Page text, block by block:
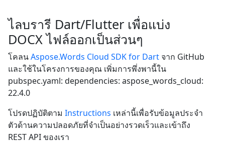
ไลบรารี Dart/Flutter เพื่อแบ่ง
DOCX ไฟล์ออกเป็นส่วนๆ
โคลนAspose.Words Cloud SDK for Dart จาก GitHub
และใช้ในโครงการของคุณ เพิ่มการพึ่งพานี้ใน
pubspec.yaml: dependencies: aspose_words_cloud:
22.4.0
โปรดปฏิบัติตาม Instructions เหล่านี้เพื่อรับข้อมูลประจำ
ตัวด้านความปลอดภัยที่จำเป็นอย่างรวดเร็วและเข้าถึง
REST API ของเรา